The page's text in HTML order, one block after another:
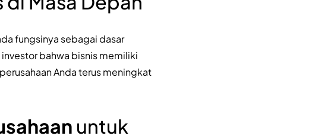
fungsinya sebagai dasar
bahwa bisnis memiliki
Anda terus meningkat
untuk